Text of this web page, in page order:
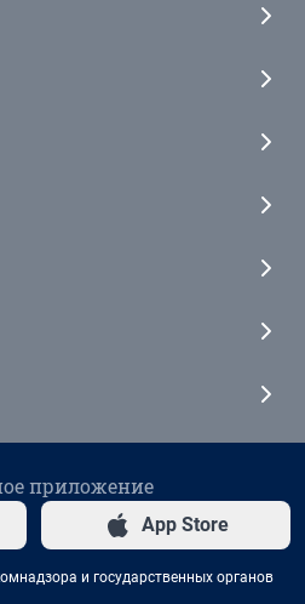
приложение
App Store
и государственных органов